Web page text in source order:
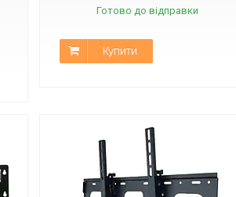
Готово до відправки
Купити